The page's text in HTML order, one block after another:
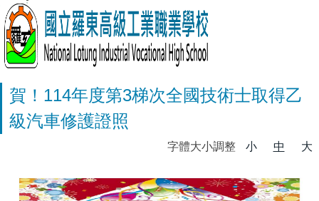
賀！114年度第3梯次全國技術士取得乙
級汽車修護證照
字體大小調整 小 中 大